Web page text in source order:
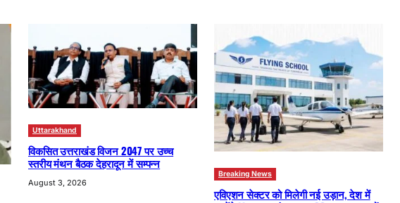
Uttarakhand
विकसित उत्तराखंड विजन 2047 पर उच्च
स्तरीय मंथन बैठक देहरादून में सम्पन्न
August 3, 2026
Breaking News
एविएशन सेक्टर को मिलेगी नई उड़ान, देश में